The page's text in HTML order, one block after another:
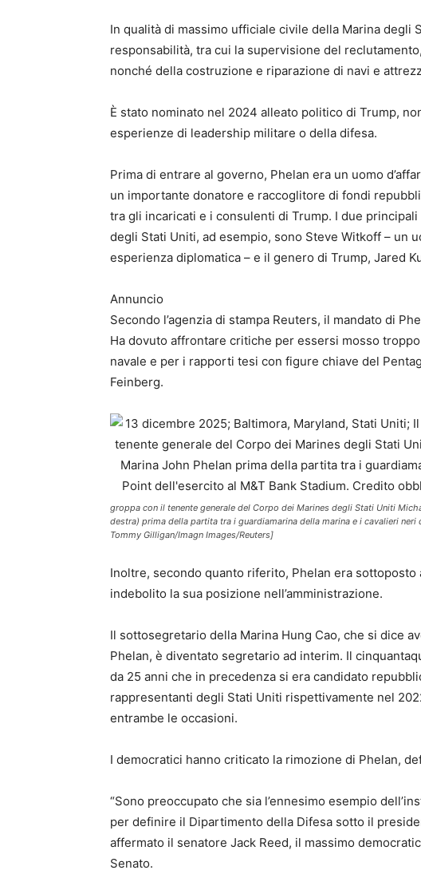
In qualità di massimo ufficiale civile della Marina degli
responsabilità, tra cui la supervisione del
nonché della costruzione e riparazione di navi e
È stato nominato nel 2024 alleato politico di Trump,
esperienze di leadership militare o della difesa.
Prima di entrare al governo, Phelan era un uomo
un importante donatore e raccoglitore di fondi
tra gli incaricati e i consulenti di Trump. I due
degli Stati Uniti, ad esempio, sono Steve Witkoff – un
esperienza diplomatica – e il genero di Trump, Jared
Annuncio
Secondo l’agenzia di stampa Reuters, il mandato di
Ha dovuto affrontare critiche per essersi mosso
navale e per i rapporti tesi con figure chiave del
Feinberg.
groppa con il tenente generale del Corpo dei Marines degli Stati Uniti
destra) prima della partita tra i guardiamarina della marina e i cavalieri neri
Tommy Gilligan/Imagn Images/Reuters]
Inoltre, secondo quanto riferito, Phelan era sottoposto
indebolito la sua posizione nell’amministrazione.
Il sottosegretario della Marina Hung Cao, che si dice
Phelan, è diventato segretario ad interim. Il
da 25 anni che in precedenza si era candidato
rappresentanti degli Stati Uniti rispettivamente nel
entrambe le occasioni.
I democratici hanno criticato la rimozione di Phelan,
“Sono preoccupato che sia l’ennesimo esempio
per definire il Dipartimento della Difesa sotto il
affermato il senatore Jack Reed, il massimo
Senato.